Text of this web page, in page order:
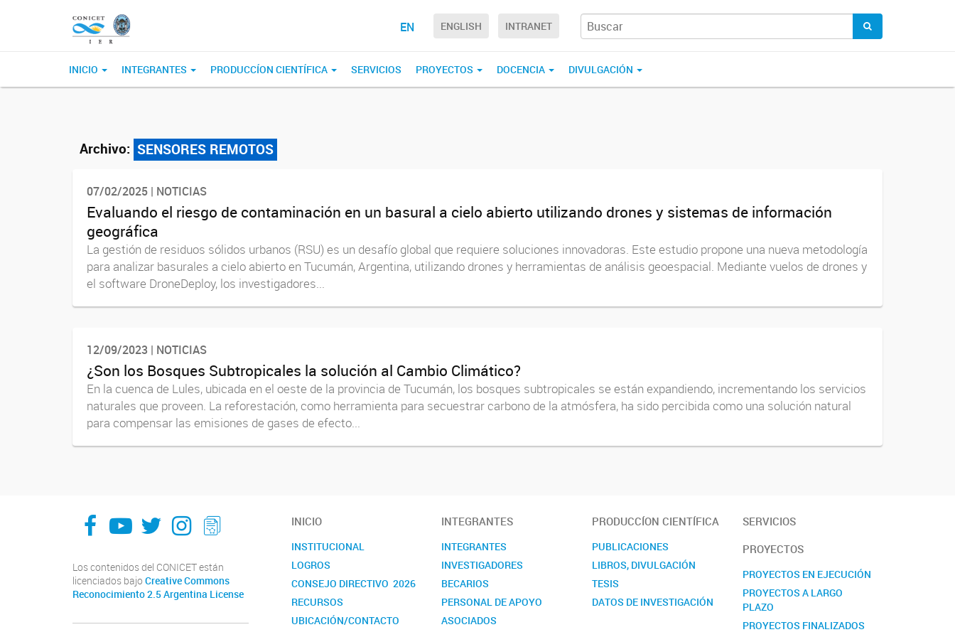
EN ENGLISH INTRANET
INICIO INTEGRANTES PRODUCCÍON CIENTÍFICA SERVICIOS PROYECTOS DOCENCIA DIVULGACIÓN
Archivo: SENSORES REMOTOS
07/02/2025 | NOTICIAS
Evaluando el riesgo de contaminación en un basural a cielo abierto utilizando drones y sistemas de información
geográfica
La gestión de residuos sólidos urbanos (RSU) es un desafío global que requiere soluciones innovadoras. Este estudio propone una nueva metodología
para analizar basurales a cielo abierto en Tucumán, Argentina, utilizando drones y herramientas de análisis geoespacial. Mediante vuelos de drones y
el software DroneDeploy, los investigadores...
12/09/2023 | NOTICIAS
¿Son los Bosques Subtropicales la solución al Cambio Climático?
En la cuenca de Lules, ubicada en el oeste de la provincia de Tucumán, los bosques subtropicales se están expandiendo, incrementando los servicios
naturales que proveen. La reforestación, como herramienta para secuestrar carbono de la atmósfera, ha sido percibida como una solución natural
para compensar las emisiones de gases de efecto...
facebook
youtube
Twitter
Instagram
LeChasquier Boletin Digital 70
Los contenidos del CONICET están
licenciados bajo Creative Commons
Reconocimiento 2.5 Argentina License
INICIO
INSTITUCIONAL
LOGROS
CONSEJO DIRECTIVO 2026
RECURSOS
UBICACIÓN/CONTACTO
INTEGRANTES
INTEGRANTES
INVESTIGADORES
BECARIOS
PERSONAL DE APOYO
ASOCIADOS
PRODUCCÍON CIENTÍFICA
PUBLICACIONES
LIBROS, DIVULGACIÓN
TESIS
DATOS DE INVESTIGACIÓN
SERVICIOS
PROYECTOS
PROYECTOS EN EJECUCIÓN
PROYECTOS A LARGO
PLAZO
PROYECTOS FINALIZADOS